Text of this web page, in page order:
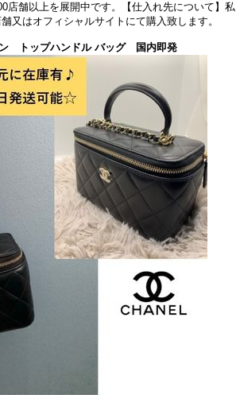
店舗以上を展開中です。【仕入れ先について】私
又はオフィシャルサイトにて購入致します。
トップハンドル バッグ 国内即発